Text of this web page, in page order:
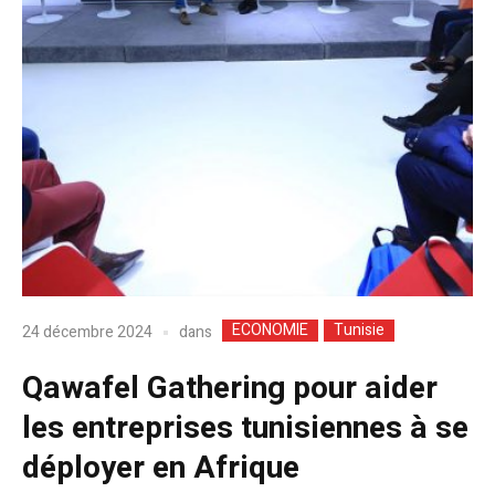
24 décembre 2024 dans ECONOMIE Tunisie
Qawafel Gathering pour aider
les entreprises tunisiennes à se
déployer en Afrique